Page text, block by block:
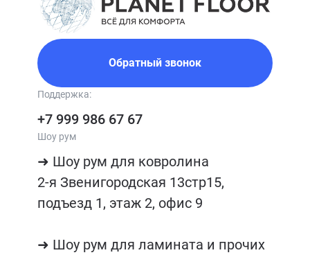
Обратный звонок
Поддержка:
+7 999 986 67 67
Шоу рум
➜ Шоу рум для ковролина
2-я Звенигородская 13стр15,
подъезд 1, этаж 2, офис 9
➜ Шоу рум для ламината и прочих